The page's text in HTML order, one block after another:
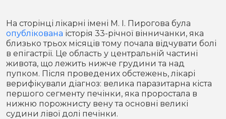
Конфлікти
Партнери
Спорт
Спорт
Футбол
Контакти
Підписатись на нас у Telegram
На сторінці лікарні імені М. І. Пирогова була
опублікована історія 33-річної вінничанки, яка
близько трьох місяців тому почала відчувати болі
в епігастрії. Це область у центральній частині
живота, що лежить нижче грудини та над
пупком. Після проведених обстежень, лікарі
верифікували діагноз: велика паразитарна кіста
першого сегменту печінки, яка проростала в
нижню порожнисту вену та основні великі
судини лівої долі печінки.